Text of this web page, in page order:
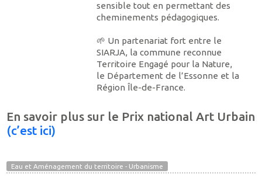
sensible tout en permettant des
cheminements pédagogiques.
🌱 Un partenariat fort entre le
SIARJA, la commune reconnue
Territoire Engagé pour la Nature,
le Département de l’Essonne et la
Région Île-de-France.
En savoir plus sur le Prix national Art Urbain
(c’est ici)
Eau et Aménagement du territoire - Urbanisme